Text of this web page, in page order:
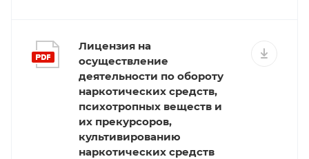
Лицензия на
осуществление
деятельности по обороту
наркотических средств,
психотропных веществ и
их прекурсоров,
культивированию
наркотических средств